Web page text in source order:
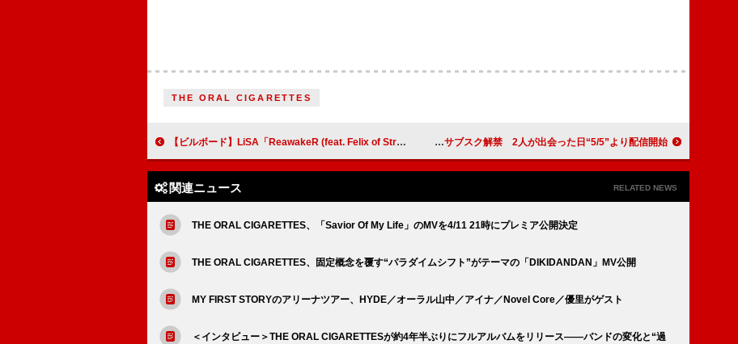
THE ORAL CIGARETTES
【ビルボード】LiSA「ReawakeR (feat. Felix of Stray Kids)」が5冠 コーチェラ出演のXGが浮上 KinKi Kids、全356曲をサブスク解禁 2人が出会った日“5/5”より配信開始
関連ニュース RELATED NEWS
THE ORAL CIGARETTES、「Savior Of My Life」のMVを4/11 21時にプレミア公開決定
THE ORAL CIGARETTES、固定概念を覆す“パラダイムシフト”がテーマの「DIKIDANDAN」MV公開
MY FIRST STORYのアリーナツアー、HYDE／オーラル山中／アイナ／Novel Core／優里がゲスト
＜インタビュー＞THE ORAL CIGARETTESが約4年半ぶりにフルアルバムをリリース――バンドの変化と“過